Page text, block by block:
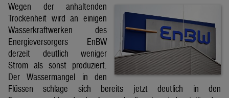
Wegen der anhaltenden
Trockenheit wird an einigen
Wasserkraftwerken des
Energieversorgers EnBW
derzeit deutlich weniger
Strom als sonst produziert.
Der Wassermangel in den
Flüssen schlage sich bereits jetzt deutlich in den